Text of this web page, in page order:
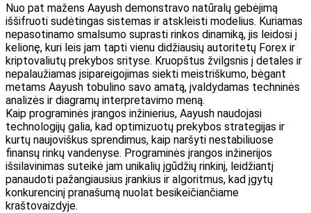
Nuo pat mažens Aayush demonstravo natūralų gebėjimą
iššifruoti sudėtingas sistemas ir atskleisti modelius. Kuriamas
nepasotinamo smalsumo suprasti rinkos dinamiką, jis leidosi į
kelionę, kuri leis jam tapti vienu didžiausių autoritetų Forex ir
kriptovaliutų prekybos srityse. Kruopštus žvilgsnis į detales ir
nepalaužiamas įsipareigojimas siekti meistriškumo, bėgant
metams Aayush tobulino savo amatą, įvaldydamas techninės
analizės ir diagramų interpretavimo meną.
Kaip programinės įrangos inžinierius, Aayush naudojasi
technologijų galia, kad optimizuotų prekybos strategijas ir
kurtų naujoviškus sprendimus, kaip naršyti nestabiliuose
finansų rinkų vandenyse. Programinės įrangos inžinerijos
išsilavinimas suteikė jam unikalių įgūdžių rinkinį, leidžiantį
panaudoti pažangiausius įrankius ir algoritmus, kad įgytų
konkurencinį pranašumą nuolat besikeičiančiame
kraštovaizdyje.